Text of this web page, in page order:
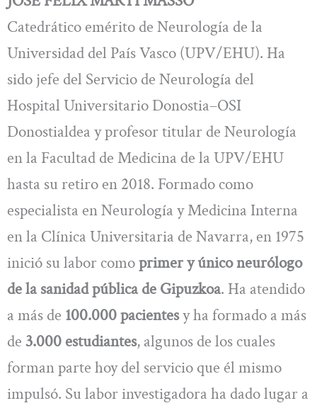
Catedrático emérito de Neurología de la
Universidad del País Vasco (UPV/EHU). Ha
sido jefe del Servicio de Neurología del
Hospital Universitario Donostia–OSI
Donostialdea y profesor titular de Neurología
en la Facultad de Medicina de la UPV/EHU
hasta su retiro en 2018. Formado como
especialista en Neurología y Medicina Interna
en la Clínica Universitaria de Navarra, en 1975
inició su labor comoprimer y único neurólogo
de la sanidad pública de Gipuzkoa. Ha atendido
a más de 100.000 pacientesy ha formado a más
de 3.000 estudiantes, algunos de los cuales
forman parte hoy del servicio que él mismo
impulsó. Su labor investigadora ha dado lugar a